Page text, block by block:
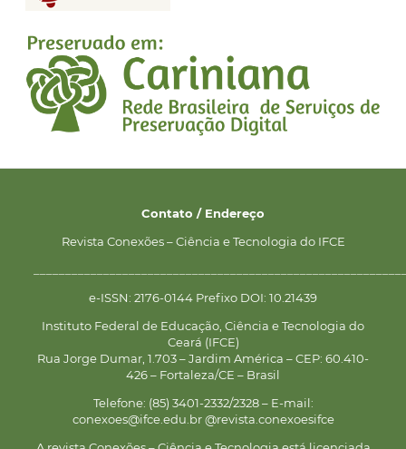
Contato / Endereço
Revista Conexões – Ciência e Tecnologia do IFCE
e-ISSN: 2176-0144 Prefixo DOI: 10.21439
Instituto Federal de Educação, Ciência e Tecnologia do
Ceará (IFCE)
Rua Jorge Dumar, 1.703 – Jardim América – CEP: 60.410-
426 – Fortaleza/CE – Brasil
Telefone: (85) 3401-2332/2328 – E-mail:
conexoes@ifce.edu.br @revista.conexoesifce